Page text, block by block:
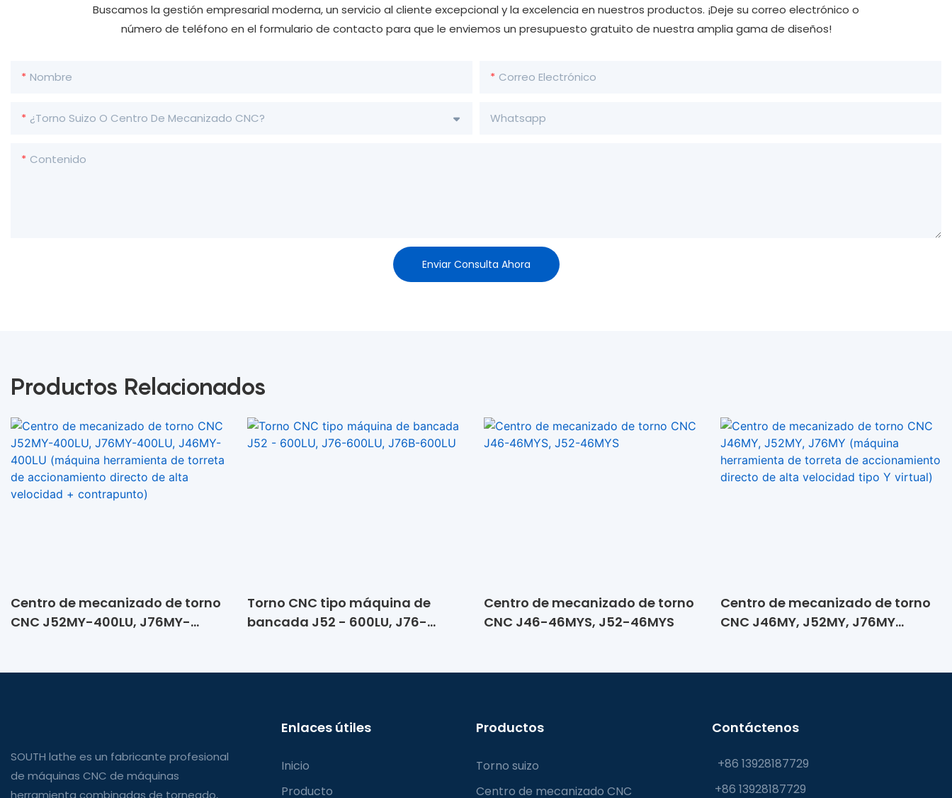
Buscamos la gestión empresarial moderna, un servicio al cliente excepcional y la excelencia en nuestros productos. ¡Deje su correo electrónico o
número de teléfono en el formulario de contacto para que le enviemos un presupuesto gratuito de nuestra amplia gama de diseños!
Nombre Correo Electrónico
¿Torno Suizo O Centro De Mecanizado CNC? Whatsapp
Contenido
Enviar Consulta Ahora
Productos Relacionados
Centro de mecanizado de torno
CNC J52MY-400LU, J76MY-
Torno CNC tipo máquina de
bancada J52 - 600LU, J76-
Centro de mecanizado de torno
CNC J46-46MYS, J52-46MYS
Centro de mecanizado de torno
CNC J46MY, J52MY, J76MY
SOUTH lathe es un fabricante profesional
de máquinas CNC de máquinas
Enlaces útiles
Inicio
Producto
Productos
Torno suizo
Centro de mecanizado CNC
Contáctenos
+86 13928187729
+86 13928187729